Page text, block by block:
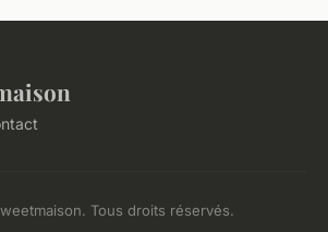
Tous droits réservés.